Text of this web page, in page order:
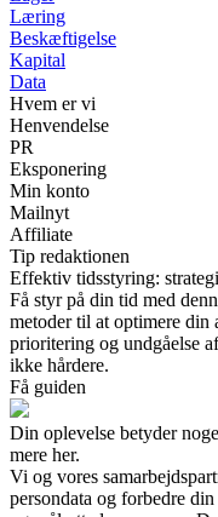
Læring
Beskæftigelse
Kapital
Data
Hvem er vi
Henvendelse
PR
Eksponering
Min konto
Mailnyt
Affiliate
Tip redaktionen
Effektiv tidsstyring:
Få styr på din tid med
metoder til at optimere
prioritering og undgåelse
ikke hårdere.
Få guiden
Din oplevelse betyder
mere her.
Vi og vores
persondata og forbedre